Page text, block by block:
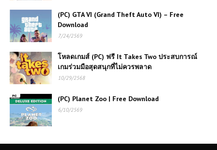
โหลดเกมส์ (PC) ฟรี PixARK เกมเอา
ชีวิตรอดผจญภัยโลกบล็อกสุดแฟนตาซี
เล่นฟรีบนคอม
โหลดเกมส์ (PC) ฟรี Total War
WARHAMMER II เกมกลยุทธ์ที่ได้รับ
ความนิยมสูงสุด
(PC) Naruto: Ultimate Ninja Storm
Free Download | 6.2 GB
โหลดเกมส์ (PC) ฟรี Stranded: Alien
(PC) GTA VI (Grand Theft Auto VI) – Free
Download
7/24/2569
โหลดเกมส์ (PC) ฟรี It Takes Two ประสบการณ์
เกมร่วมมือสุดสนุกที่ไม่ควรพลาด
10/29/2568
(PC) Planet Zoo | Free Download
6/10/2569